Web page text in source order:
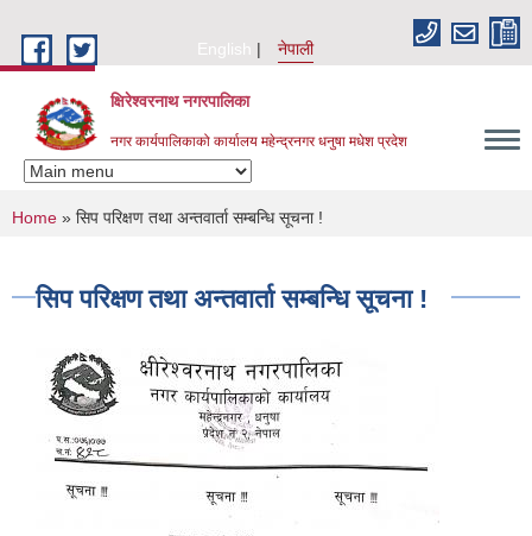
English
नेपाली
क्षिरेश्वरनाथ नगरपालिका
नगर कार्यपालिकाको कार्यालय महेन्द्रनगर धनुषा मधेश प्रदेश
You are here
Home » सिप परिक्षण तथा अन्तवार्ता सम्बन्धि सूचना !
सिप परिक्षण तथा अन्तवार्ता सम्बन्धि सूचना !